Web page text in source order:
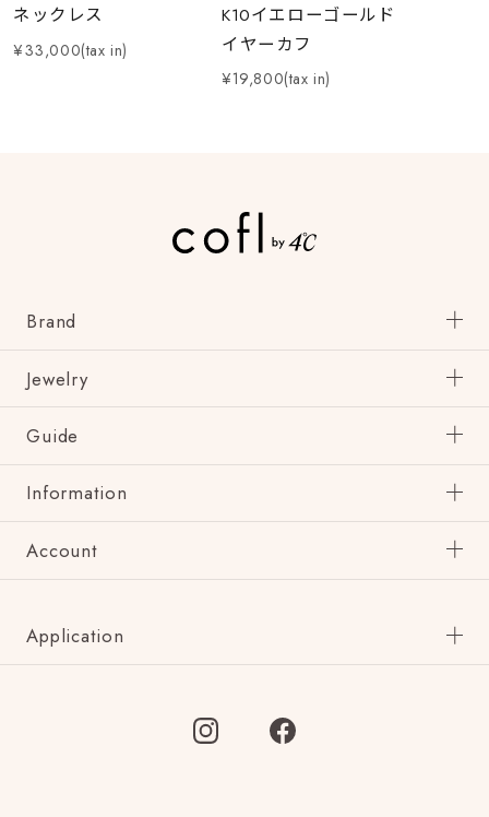
ネックレス
¥33,000(tax in)
K10イエローゴールド
イヤーカフ
¥19,800(tax in)
Brand
Jewelry
Guide
Information
Account
Application